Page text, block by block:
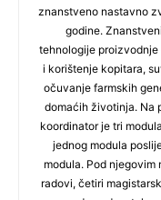
znanstveno nastavno
godine.
tehnologije
i korištenje kopitara,
očuvanje farmskih
domaćih životinja. Na
koordinator je tri
jednog modula
modula. Pod
radovi, četiri